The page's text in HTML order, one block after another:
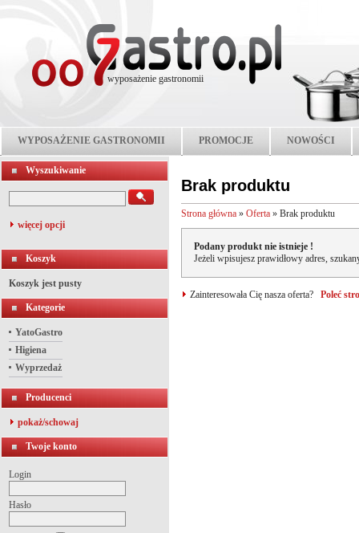
wyposażenie gastronomii
WYPOSAŻENIE GASTRONOMII PROMOCJE NOWOŚCI
Wyszukiwanie
więcej opcji
Koszyk
Koszyk jest pusty
Kategorie
YatoGastro
Higiena
Wyprzedaż
Producenci
pokaż/schowaj
Twoje konto
Login
Hasło
Brak produktu
Strona główna » Oferta » Brak produktu
Podany produkt nie istnieje !
Jeżeli wpisujesz prawidłowy adres,
Zainteresowała Cię nasza oferta? Poleć